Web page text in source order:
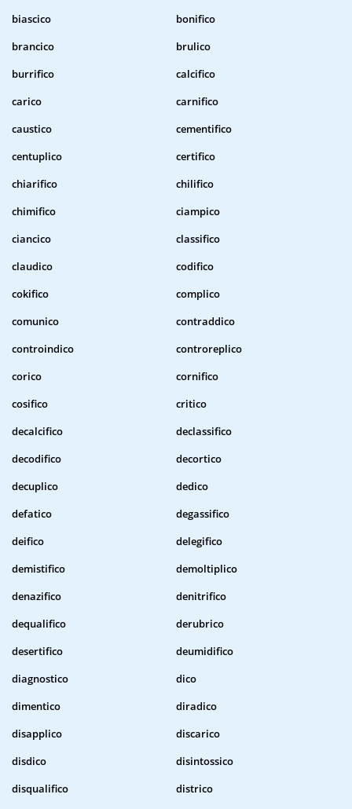
biascico
bonifico
brancico
brulico
burrifico
calcifico
carico
carnifico
caustico
cementifico
centuplico
certifico
chiarifico
chilifico
chimifico
ciampico
ciancico
classifico
claudico
codifico
cokifico
complico
comunico
contraddico
controindico
controreplico
corico
cornifico
cosifico
critico
decalcifico
declassifico
decodifico
decortico
decuplico
dedico
defatico
degassifico
deifico
delegifico
demistifico
demoltiplico
denazifico
denitrifico
dequalifico
derubrico
desertifico
deumidifico
diagnostico
dico
dimentico
diradico
disapplico
discarico
disdico
disintossico
disqualifico
districo